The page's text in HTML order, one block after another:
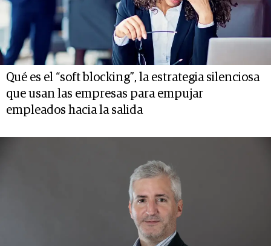
Qué es el “soft blocking”, la estrategia silenciosa
que usan las empresas para empujar
empleados hacia la salida